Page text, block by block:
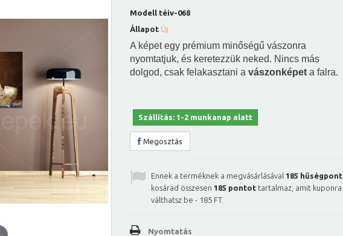
Modell téiv-068
Állapot Új
A képet egy prémium minőségű vászonra
nyomtatjuk, és keretezzük neked. Nincs más
dolgod, csak felakasztani a vászonképet a falra.
Szállítás: 1-2 munkanap alatt
Megosztás
Ennek a terméknek a megvásárlásával 185 hűségpont
kosárad összesen 185 pontot tartalmaz, amit kuponra
válthatsz be - 185 FT.
Nyomtatás